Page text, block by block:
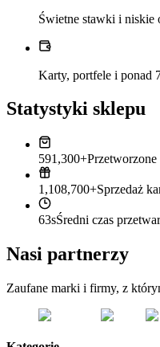
Świetne stawki i niskie
Karty, portfele i ponad
Statystyki sklepu
591,300+
1,108,700+Sprzedaż
63sŚredni czas
Nasi partnerzy
Zaufane marki i firmy, z